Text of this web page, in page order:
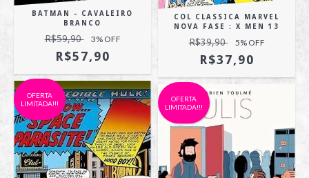
BATMAN - CAVALEIRO
BRANCO
R$59,90 3% OFF
R$57,90
COL CLASSICA MARVEL
NOVA FASE : X MEN 13
R$39,90 5% OFF
R$37,90
OFERTA
LIMITADA!!!
OFERTA
LIMITADA!!!